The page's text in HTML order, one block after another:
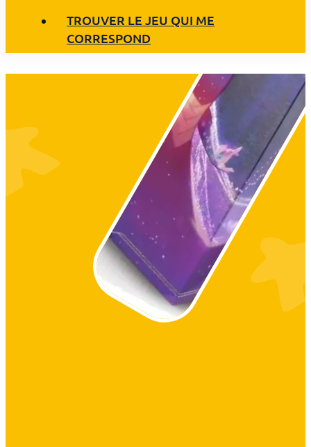
TROUVER LE JEU QUI ME
CORRESPOND